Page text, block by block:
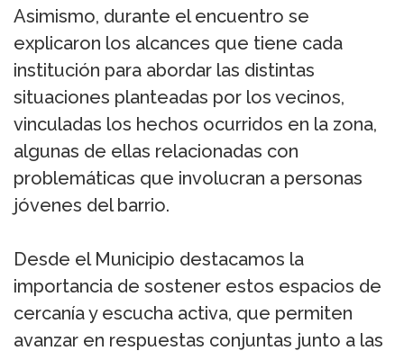
Asimismo, durante el encuentro se
explicaron los alcances que tiene cada
institución para abordar las distintas
situaciones planteadas por los vecinos,
vinculadas los hechos ocurridos en la zona,
algunas de ellas relacionadas con
problemáticas que involucran a personas
jóvenes del barrio.
Desde el Municipio destacamos la
importancia de sostener estos espacios de
cercanía y escucha activa, que permiten
avanzar en respuestas conjuntas junto a las